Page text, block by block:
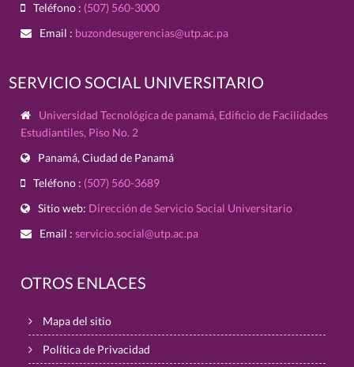
Teléfono : (507) 560-3000
Email : buzondesugerencias@utp.ac.pa
SERVICIO SOCIAL UNIVERSITARIO
Universidad Tecnológica de panamá, Edificio de Facilidades
Estudiantiles, Piso No. 2
Panamá, Ciudad de Panamá
Teléfono : (507) 560-3689
Sitio web: Dirección de Servicio Social Universitario
Email :servicio.social@utp.ac.pa
OTROS ENLACES
Mapa del sitio
Política de Privacidad